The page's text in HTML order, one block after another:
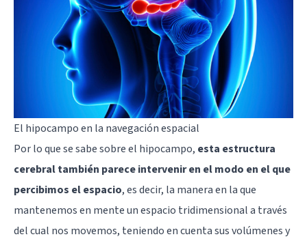
El hipocampo en la navegación espacial
Por lo que se sabe sobre el hipocampo, esta estructura
cerebral también parece intervenir en el modo en el que
percibimos el espacio, es decir, la manera en la que
mantenemos en mente un espacio tridimensional a través
del cual nos movemos, teniendo en cuenta sus volúmenes y